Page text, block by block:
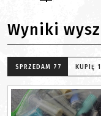
Wyniki
SPRZEDAM 77 KUPIĘ 1